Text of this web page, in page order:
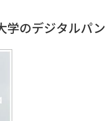
学のデジタルパ